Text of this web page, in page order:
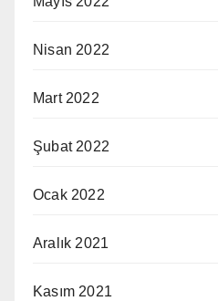
Nisan 2022
Mart 2022
Şubat 2022
Ocak 2022
Aralık 2021
Kasım 2021